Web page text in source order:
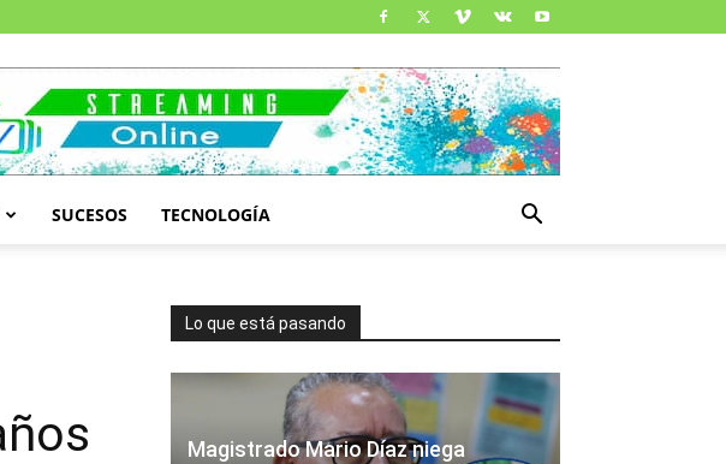
SUCESOS TECNOLOGÍA
Lo que está pasando
Magistrado Mario Díaz niega